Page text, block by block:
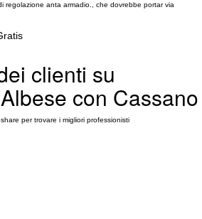
regolazione anta armadio., che dovrebbe portar via
clienti su
con Cassano
per trovare i migliori professionisti